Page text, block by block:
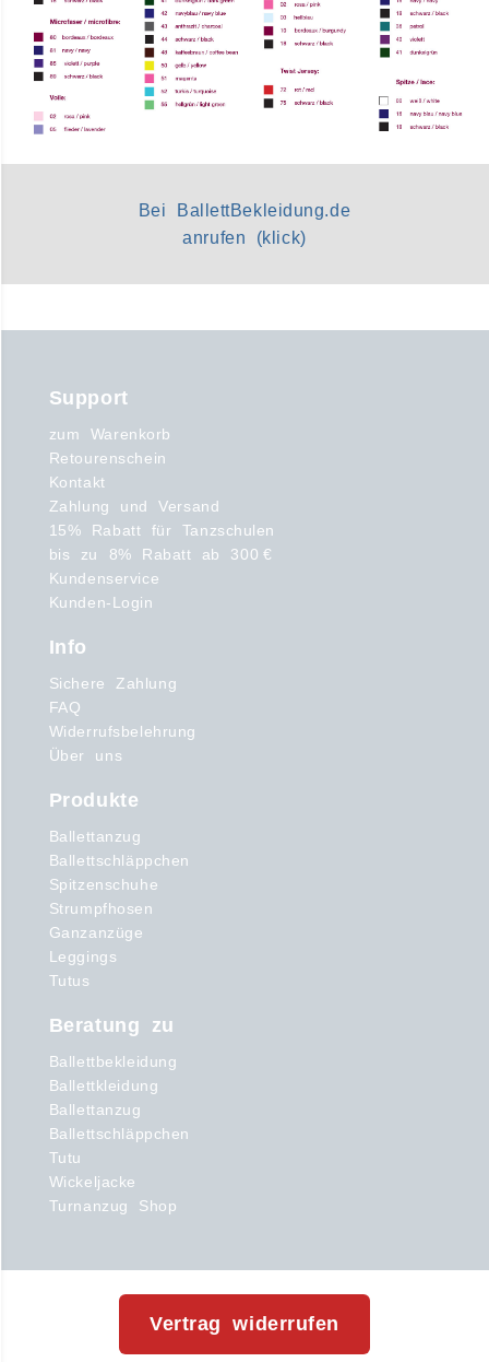
Bei BallettBekleidung.de
anrufen (klick)
Support
zum Warenkorb
Retourenschein
Kontakt
Zahlung und Versand
15% Rabatt für Tanzschulen
bis zu 8% Rabatt ab 300 €
Kundenservice
Kunden-Login
Info
Sichere Zahlung
FAQ
Widerrufsbelehrung
Über uns
Produkte
Ballettanzug
Ballettschläppchen
Spitzenschuhe
Strumpfhosen
Ganzanzüge
Leggings
Tutus
Beratung zu
Ballettbekleidung
Ballettkleidung
Ballettanzug
Ballettschläppchen
Tutu
Wickeljacke
Turnanzug Shop
Vertrag widerrufen